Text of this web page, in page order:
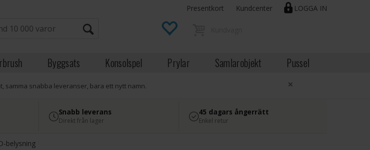
LOGGA IN
Presentkort Kundcenter
Byggsats Konsolspel Prylar Samlarobjekt Pussel
samma snabba leveranser, bara ett nytt namn. ×
Snabb leverans
Direkt från lager
45 dagars ångerrätt
Enkel retur
belysning